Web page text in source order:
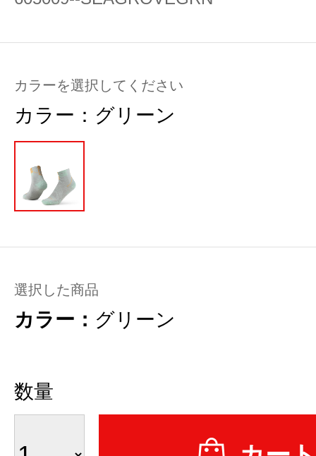
カラーを選択してください
カラー： グリーン
選択した商品
カラー： グリーン
数量